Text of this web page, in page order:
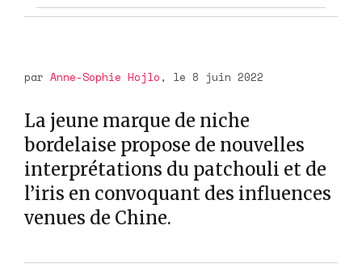
par Anne-Sophie Hojlo , le 8 juin 2022
La jeune marque de niche
bordelaise propose de nouvelles
interprétations du patchouli et de
l’iris en convoquant des influences
venues de Chine.